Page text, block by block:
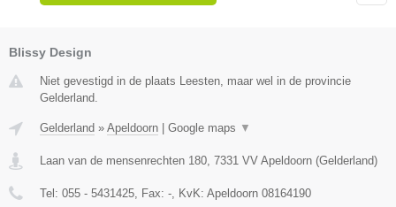
Blissy Design
Niet gevestigd in de plaats Leesten, maar wel in de provincie
Gelderland.
Gelderland » Apeldoorn Google maps ▼
Laan van de mensenrechten 180 7331 VV Apeldoorn (Gelderland)
Tel: 055 - 5431425 , Fax: - , KvK: Apeldoorn 08164190